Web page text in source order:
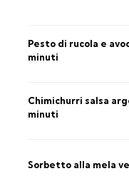
Pesto di rucola e
minuti
Chimichurri salsa
minuti
Sorbetto alla mela